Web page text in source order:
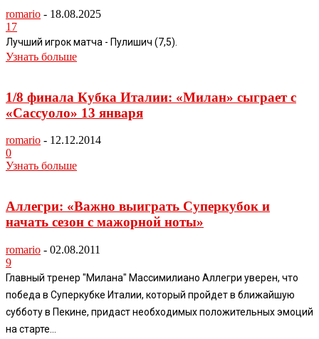
romario - 18.08.2025
17
Лучший игрок матча - Пулишич (7,5).
Узнать больше
1/8 финала Кубка Италии: «Милан» сыграет с
«Сассуоло» 13 января
romario - 12.12.2014
0
Узнать больше
Аллегри: «Важно выиграть Суперкубок и
начать сезон с мажорной ноты»
romario - 02.08.2011
9
Главный тренер "Милана" Массимилиано Аллегри уверен, что
победа в Суперкубке Италии, который пройдет в ближайшую
субботу в Пекине, придаст необходимых положительных эмоций
на старте...